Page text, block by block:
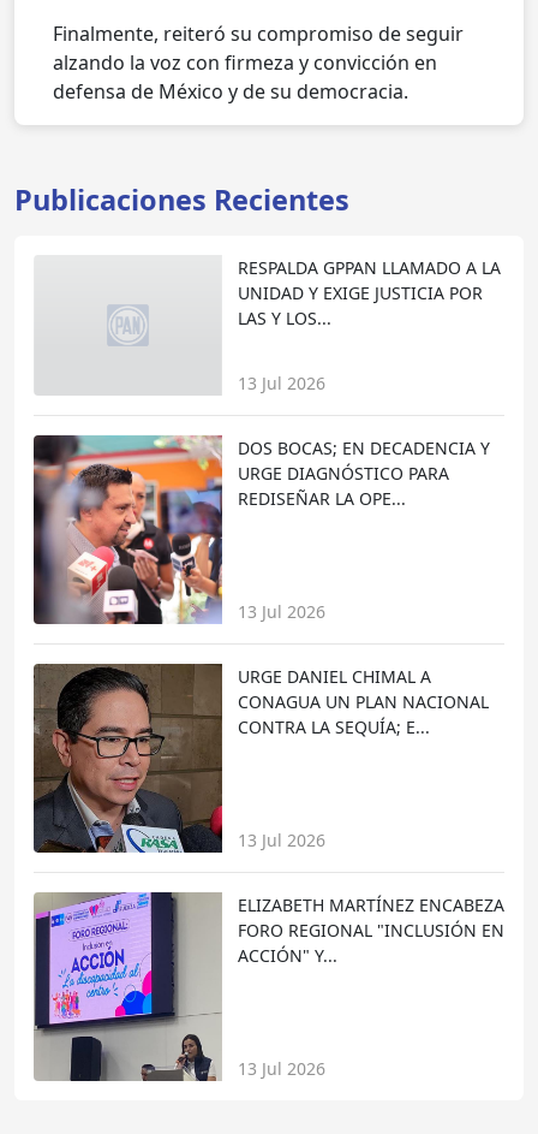
Finalmente, reiteró su compromiso de seguir
alzando la voz con firmeza y convicción en
defensa de México y de su democracia.
Publicaciones Recientes
RESPALDA GPPAN LLAMADO A LA
UNIDAD Y EXIGE JUSTICIA POR
LAS Y LOS...
13 Jul 2026
DOS BOCAS; EN DECADENCIA Y
URGE DIAGNÓSTICO PARA
REDISEÑAR LA OPE...
13 Jul 2026
URGE DANIEL CHIMAL A
CONAGUA UN PLAN NACIONAL
CONTRA LA SEQUÍA; E...
13 Jul 2026
ELIZABETH MARTÍNEZ ENCABEZA
FORO REGIONAL "INCLUSIÓN EN
ACCIÓN" Y...
13 Jul 2026